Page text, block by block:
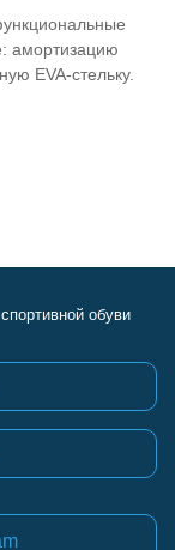
амортизацию
EVA-стельку.
обуви